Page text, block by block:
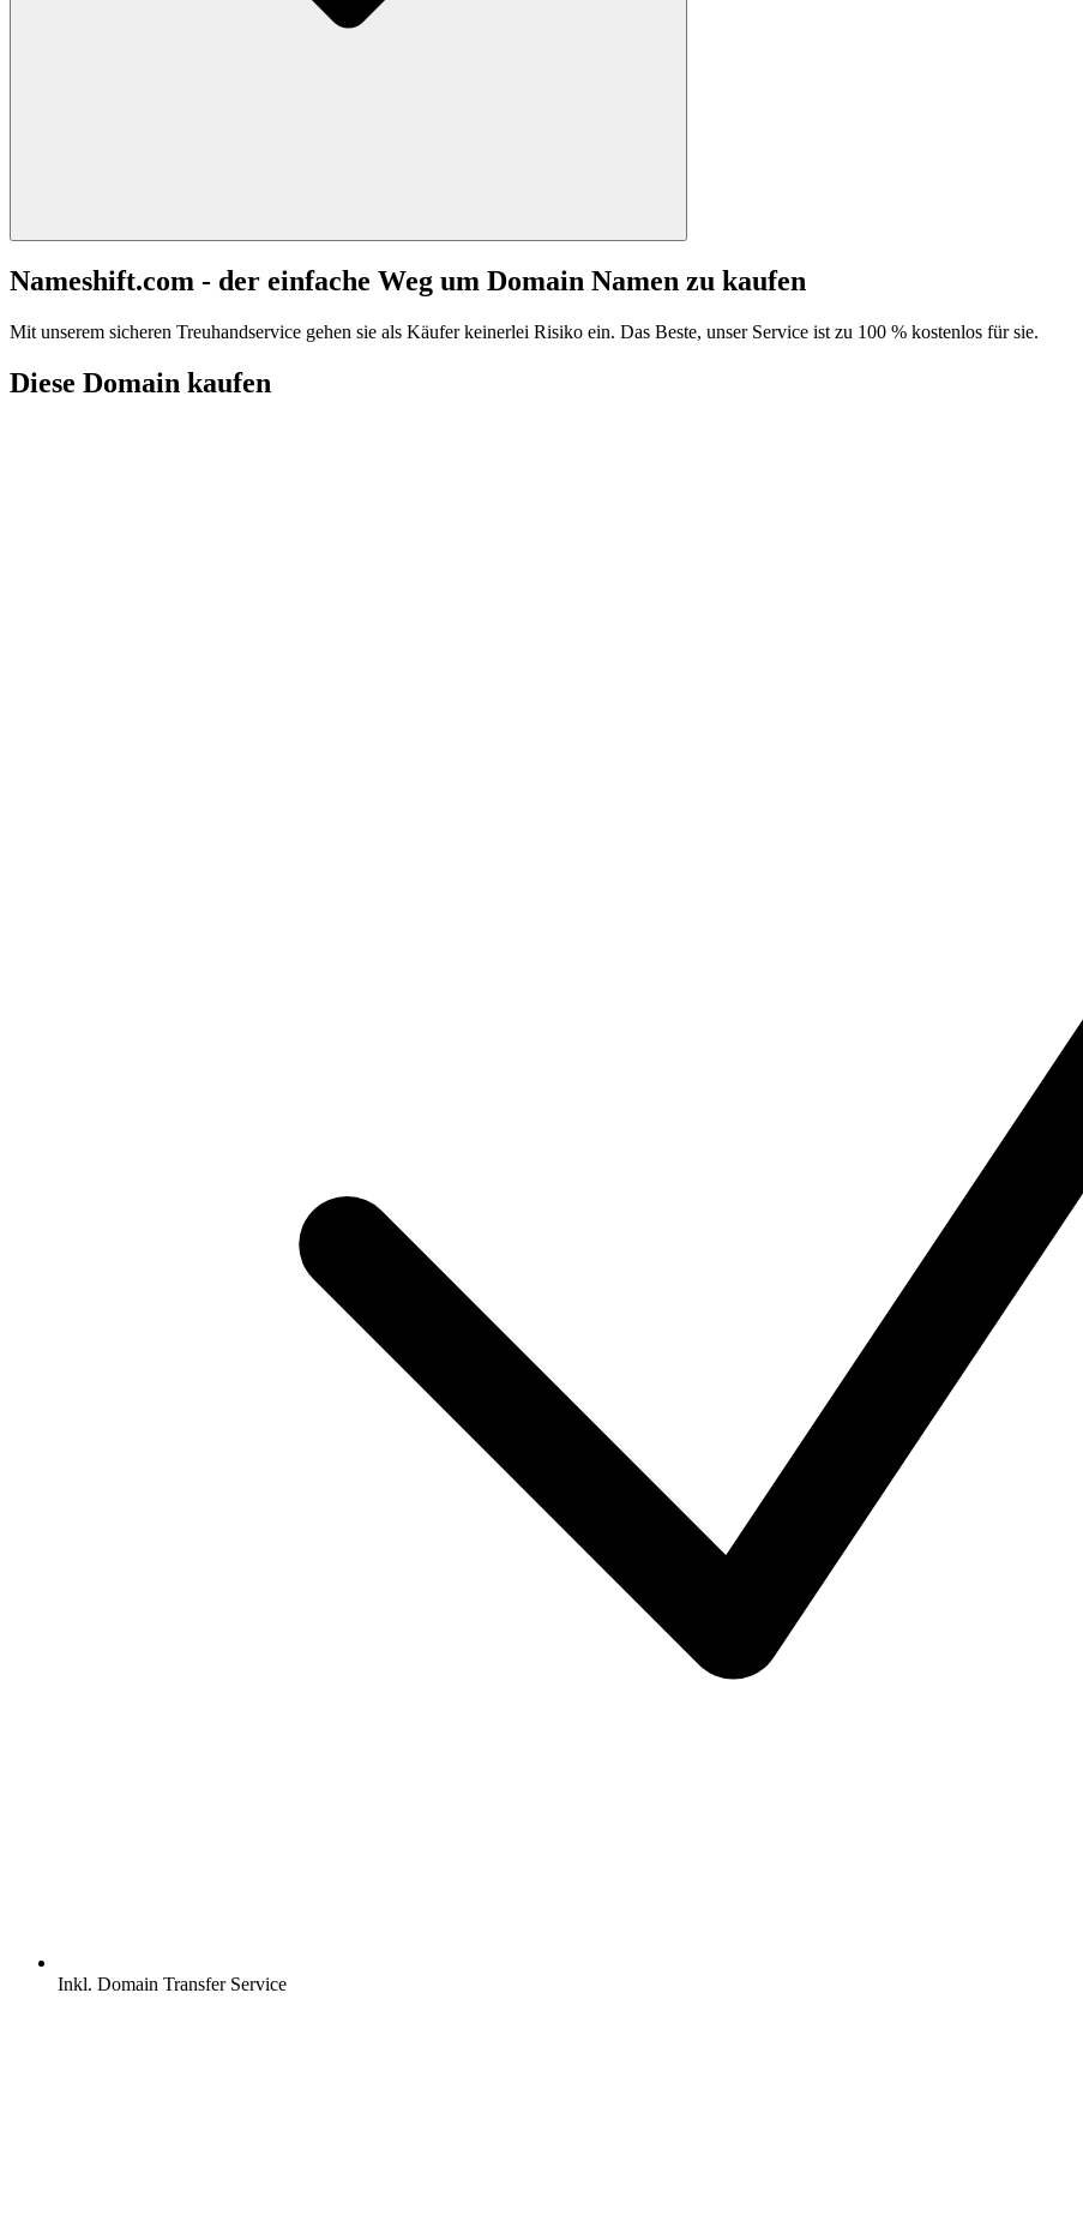
Nameshift.com - der einfache Weg um Domain Namen zu kaufen
Mit unserem sicheren Treuhandservice gehen sie als Käufer keinerlei Risiko ein. Das Beste, unser Service ist zu 100 % kostenlos für sie.
Diese Domain kaufen
Inkl. Domain Transfer Service